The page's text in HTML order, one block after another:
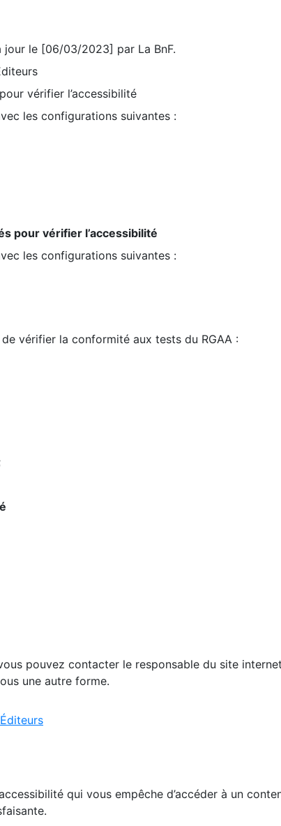
jour le [06/03/2023] par La BnF.
vérifier l’accessibilité
les configurations suivantes :
pour vérifier l’accessibilité
les configurations suivantes :
vérifier la conformité aux tests du RGAA :
pouvez contacter le responsable du site
une autre forme.
qui vous empêche d’accéder à un